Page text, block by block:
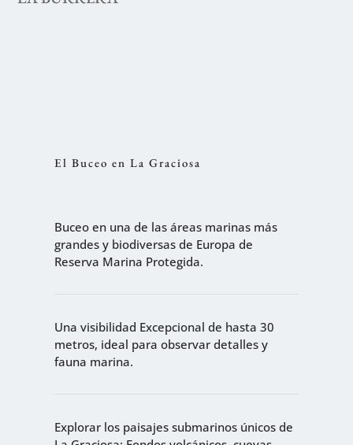
El Buceo en La Graciosa
Buceo en una de las áreas marinas más
grandes y biodiversas de Europa de
Reserva Marina Protegida.
Una visibilidad Excepcional de hasta 30
metros, ideal para observar detalles y
fauna marina.
Explorar los paisajes submarinos únicos de